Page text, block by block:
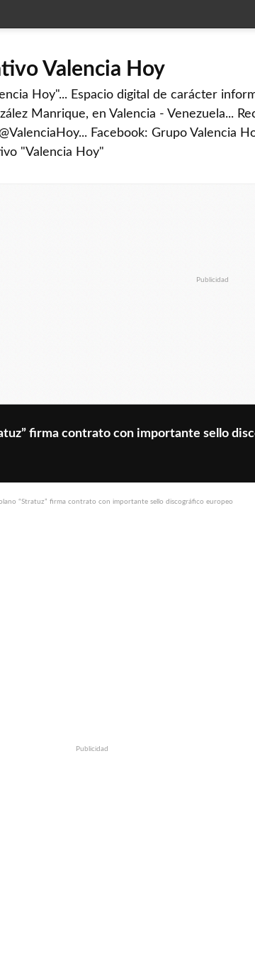
Valencia Hoy
Hoy"... Espacio digital de carácter
Manrique, en Valencia - Venezuela...
Facebook: Grupo Valencia
"Valencia Hoy"
Publicidad
firma contrato con importante sello
Publicidad